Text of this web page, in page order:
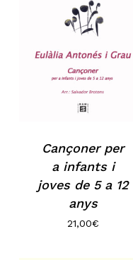
Cançoner per
a infants i
joves de 5 a 12
anys
21,00€